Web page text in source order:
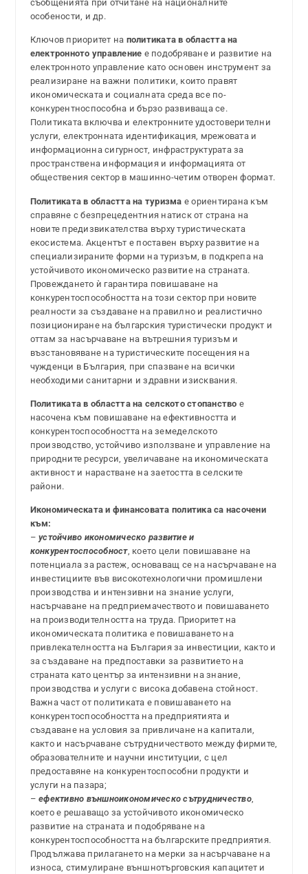
съобщенията при отчитане на националните
особености, и др.
Ключов приоритет на политиката в областта на
електронното управление е подобряване и развитие на
електронното управление като основен инструмент за
реализиране на важни политики, които правят
икономическата и социалната среда все по-
конкурентноспособна и бързо развиваща се.
Политиката включва и електронните удостоверителни
услуги, електронната идентификация, мрежовата и
информационна сигурност, инфраструктурата за
пространствена информация и информацията от
обществения сектор в машинно-четим отворен формат.
Политиката в областта на туризма е ориентирана към
справяне с безпрецедентния натиск от страна на
новите предизвикателства върху туристическата
екосистема. Акцентът е поставен върху развитие на
специализираните форми на туризъм, в подкрепа на
устойчивото икономическо развитие на страната.
Провеждането ѝ гарантира повишаване на
конкурентоспособността на този сектор при новите
реалности за създаване на правилно и реалистично
позициониране на българския туристически продукт и
оттам за насърчаване на вътрешния туризъм и
възстановяване на туристическите посещения на
чужденци в България, при спазване на всички
необходими санитарни и здравни изисквания.
Политиката в областта на селското стопанство е
насочена към повишаване на ефективността и
конкурентоспособността на земеделското
производство, устойчиво използване и управление на
природните ресурси, увеличаване на икономическата
активност и нарастване на заетостта в селските
райони.
Икономическата и финансовата политика са насочени
към:
–устойчиво икономическо развитие и
конкурентоспособност, което цели повишаване на
потенциала за растеж, основаващ се на насърчаване на
инвестициите във високотехнологични промишлени
производства и интензивни на знание услуги,
насърчаване на предприемачеството и повишаването
на производителността на труда. Приоритет на
икономическата политика е повишаването на
привлекателността на България за инвестиции, както и
за създаване на предпоставки за развитието на
страната като център за интензивни на знание,
производства и услуги с висока добавена стойност.
Важна част от политиката е повишаването на
конкурентоспособността на предприятията и
създаване на условия за привличане на капитали,
както и насърчаване сътрудничеството между фирмите,
образователните и научни институции, с цел
предоставяне на конкурентоспособни продукти и
услуги на пазара;
–ефективно външноикономическо сътрудничество,
което е решаващо за устойчивото икономическо
развитие на страната и подобряване на
конкурентоспособността на българските предприятия.
Продължава прилагането на мерки за насърчаване на
износа, стимулиране външнотърговския капацитет и